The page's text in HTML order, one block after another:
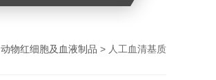
动物红细胞及血液制品 > 人工血清基质